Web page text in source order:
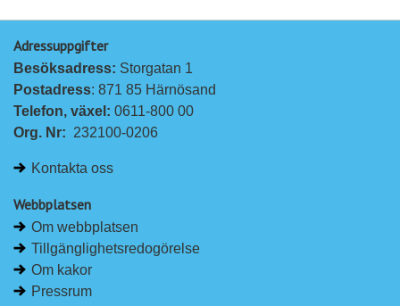
Adressuppgifter
Besöksadress: Storgatan 1
Postadress: 871 85 Härnösand
Telefon, växel: 0611-800 00
Org. Nr: 232100-0206
Kontakta oss
Webbplatsen
Om webbplatsen
Tillgänglighetsredogörelse
Om kakor
Pressrum